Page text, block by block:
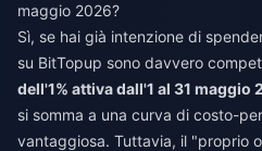
maggio 2026?
Sì, se hai già intenzione di
su BitTopup sono davvero
dell'1% attiva dall'1 al 31
si somma a una curva di costo-
vantaggiosa. Tuttavia, il "proprio